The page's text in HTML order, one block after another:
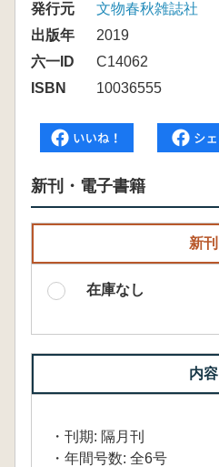
発行元
文物春秋雑誌社
出版年
2019
六一ID
C14062
ISBN
10036555
新刊・電子書籍
新刊
在庫なし
内容
・刊期: 隔月刊
・年間号数: 全6号